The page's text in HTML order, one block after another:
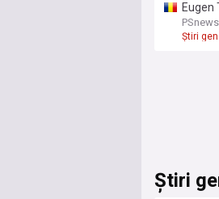
Eugen
buget
PSnews
Știri
Știri